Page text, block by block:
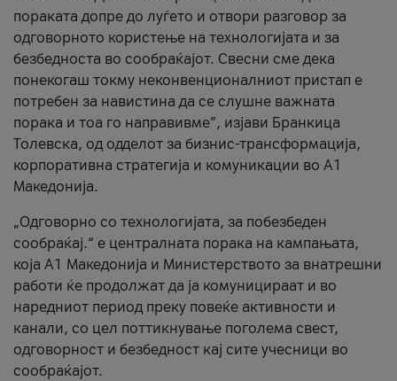
пораката допре до луѓето и отвори разговор за
одговорното користење на технологијата и за
безбедноста во сообраќајот. Свесни сме дека
понекогаш токму неконвенционалниот пристап е
потребен за навистина да се слушне важната
порака и тоа го направивме”, изјави Бранкица
Толевска, од одделот за бизнис-трансформација,
корпоративна стратегија и комуникации во А1
Македонија.
„Одговорно со технологијата, за побезбеден
сообраќај.“ е централната порака на кампањата,
која A1 Македонија и Министерството за внатрешни
работи ќе продолжат да ја комуницираат и во
наредниот период преку повеќе активности и
канали, со цел поттикнување поголема свест,
одговорност и безбедност кај сите учесници во
сообраќајот.